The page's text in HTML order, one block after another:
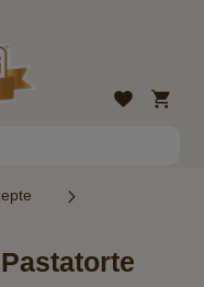
Lista
Mi
cesta